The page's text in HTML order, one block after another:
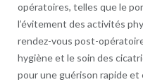
opératoires, telles que le
l’évitement des activités
rendez-vous post-
hygiène et le soin des
pour une guérison rapide et